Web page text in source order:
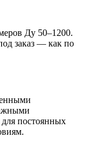
Ду 50–1200.
заказ — как по
постоянных